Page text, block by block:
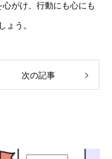
がけ、行動にも心にも
ょう。
次の記事